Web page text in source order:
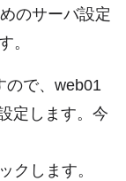
のサーバ設定
。
ので、web01
定します。今
クします。